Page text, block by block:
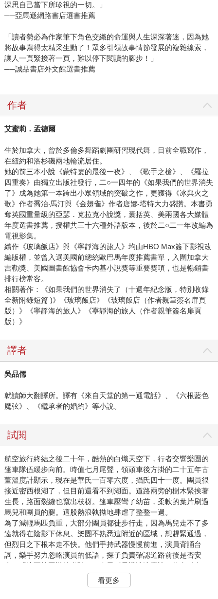
深思自己當下所珍視的一切。」
──亞馬遜網路書店選書推薦
「讀者勢必為作家筆下角色交織的命運與人生深深著迷，因為她
將故事寫得太精采生動了！眾多引領故事情節發展的複雜線索，
讓人一頁緊接著一頁，難以停下閱讀的腳步！」
──誠品書店外文館選書推薦
作者
艾蜜莉．孟德爾
生於加拿大，曾於多倫多舞蹈劇團研習現代舞，目前全職寫作，
在紐約和洛杉磯兩地輪流居住。
她的前三本小說《蒙特婁的最後一夜》、《歌手之槍》、《羅拉
四重奏》由獨立出版社發行，二○一四年的《如果我們的世界消失
了》成為她第一本跨出小眾領域的突破之作，更獲得《冰與火之
歌》作者喬治‧馬汀與《金翅雀》作者唐娜‧塔特大力盛讚。本書勇
奪英國重量級的亞瑟．克拉克小說獎，囊括英、美兩國各大媒體
年度選書推薦，授權共三十六種外語版本，後於二○二一年改編為
電視影集。
續作《玻璃飯店》與《寧靜海的旅人》均由HBO Max簽下影視改
編版權，並曾入選美國前總統歐巴馬年度推薦書單，入圍加拿大
吉勒獎、美國圖書館協會卡內基小說獎等重要獎項，也是暢銷書
排行榜常客。
相關著作：《如果我們的世界消失了（十週年紀念版，特別收錄
全新附錄短篇 )》《玻璃飯店》《玻璃飯店（作者親筆簽名扉頁
版）》《寧靜海的旅人》《寧靜海的旅人（作者親筆簽名扉頁
版）》
譯者
吳品儒
就讀師大翻譯所。譯有《來自天堂的第一通電話》、《六根藍色
魔弦》、《繼承者的婚約》等小說。
試閱
航空旅行終結之後二十年，酷熱的白熾天空下，行者交響樂團的
篷車隊伍緩步向前。時值七月尾聲，領頭車後方掛的二十五年古
董溫度計顯示，現在是華氏一百零六度，攝氏四十一度。團員很
接近密西根湖了，但目前還看不到湖面。道路兩旁的樹木緊挨著
生長，路面裂縫也竄出枝枒。篷車壓彎了幼苗，柔軟的葉片刷過
馬兒和團員的腿。這股熱浪執拗地肆虐了整整一週。
為了減輕馬匹負重，大部分團員都徒步行走，因為馬兒走不了多
遠就得在陰影下休息。樂團不熟悉這附近的區域，想趕緊通過，
但烈日之下根本走不快。他們手持武器慢慢前進，演員背誦台
詞，樂手努力忽略演員的低語，探子負責確認道路前後是否安
全。「這不算困難的考驗。」今天稍早導演這麼說。他名叫吉
爾，七十二歲，乘坐第二輛篷車，雙腿已不比從前勇健。「如果
你在這可疑的地帶都能背誦台詞，上了台一定也沒問題。」
看更多